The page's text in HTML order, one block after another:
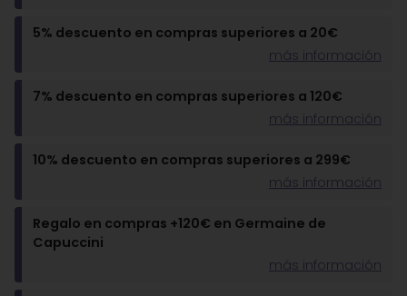
5% descuento en compras superiores a 20€
más información
7% descuento en compras superiores a 120€
más información
10% descuento en compras superiores a 299€
más información
Regalo en compras +120€ en Germaine de
Capuccini
más información